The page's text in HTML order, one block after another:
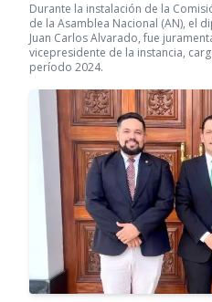
Durante la instalación de la
de la Asamblea Nacional (AN), el
Juan Carlos Alvarado, fue
vicepresidente de la instancia,
período 2024.